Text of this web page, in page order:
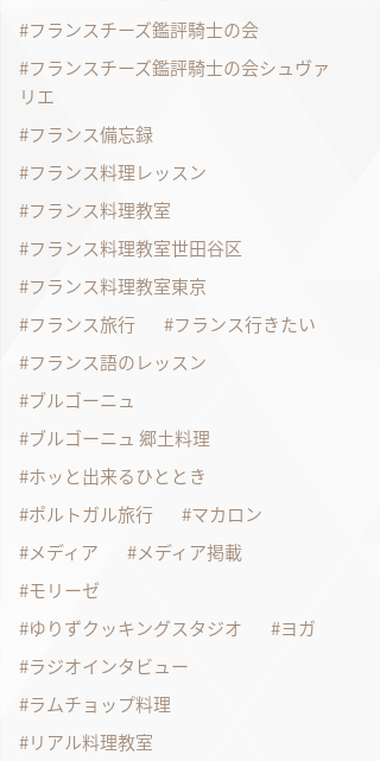
フランスチーズ鑑評騎士の会
フランスチーズ鑑評騎士の会シュヴァ
リエ
フランス備忘録
フランス料理レッスン
フランス料理教室
フランス料理教室世田谷区
フランス料理教室東京
フランス旅行
フランス行きたい
フランス語のレッスン
ブルゴーニュ
ブルゴーニュ 郷土料理
ホッと出来るひととき
ポルトガル旅行
マカロン
メディア
メディア掲載
モリーゼ
ゆりずクッキングスタジオ
ヨガ
ラジオインタビュー
ラムチョップ料理
リアル料理教室